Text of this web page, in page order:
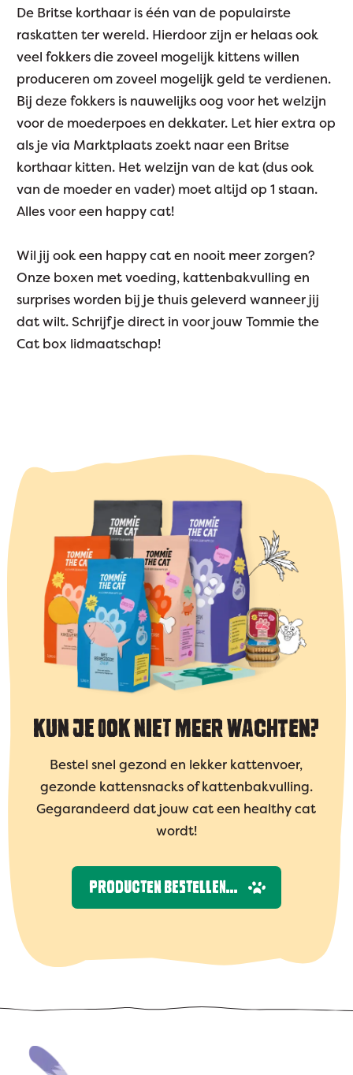
De Britse korthaar is één van de populairste
raskatten ter wereld. Hierdoor zijn er helaas ook
veel fokkers die zoveel mogelijk kittens willen
produceren om zoveel mogelijk geld te verdienen.
Bij deze fokkers is nauwelijks oog voor het welzijn
voor de moederpoes en dekkater. Let hier extra op
als je via Marktplaats zoekt naar een Britse
korthaar kitten. Het welzijn van de kat (dus ook
van de moeder en vader) moet altijd op 1 staan.
Alles voor een happy cat!
Wil jij ook een happy cat en nooit meer zorgen?
Onze boxen met voeding, kattenbakvulling en
surprises worden bij je thuis geleverd wanneer jij
dat wilt. Schrijf je direct in voor jouw Tommie the
Cat box lidmaatschap!
KUN JE OOK NIET MEER WACHTEN?
Bestel snel gezond en lekker kattenvoer,
gezonde kattensnacks of kattenbakvulling.
Gegarandeerd dat jouw cat een healthy cat
wordt!
PRODUCTEN BESTELLEN...